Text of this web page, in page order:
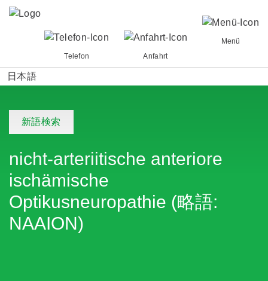
Menü
Telefon
Anfahrt
日本語
新語検索
nicht-arteriitische anteriore
ischämische
Optikusneuropathie (略語:
NAAION)